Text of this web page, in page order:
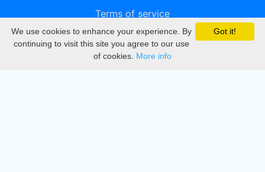
Terms of service
Privacy
DMCA
Got it!
We use cookies to enhance your experience. By
continuing to visit this site you agree to our use
of cookies. More info